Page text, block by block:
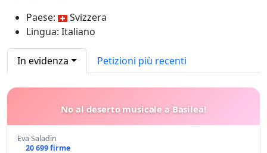
Paese:
Svizzera
Lingua: Italiano
In evidenza Petizioni più recenti
No al deserto musicale a Basilea!
Eva Saladin
20 699 firme